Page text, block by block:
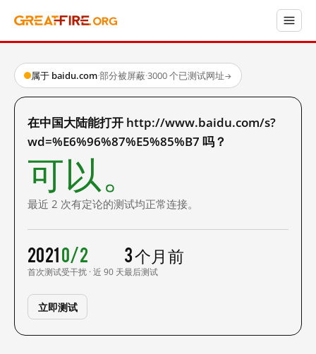
属于 baidu.com·部分被屏蔽·3000 个已测试网址→
在中国大陆能打开 http://www.baidu.com/s?
wd=%E6%96%87%E5%85%B7 吗？
可以。
最近 2 次有定论的测试均正常连接。
2021
首次测试
0/2
受干扰 · 近 90 天
3 个月前
最后测试
立即测试